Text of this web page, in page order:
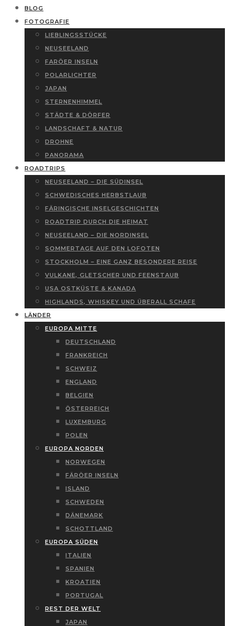
BLOG
FOTOGRAFIE
LIEBLINGSSTÜCKE
NEUSEELAND
FARÖER INSELN
POLARLICHTER
JAPAN
STERNENHIMMEL
STÄDTE & DÖRFER
LANDSCHAFT & NATUR
DROHNE
PANORAMA
ROADTRIPS
NEUSEELAND – DIE SÜDINSEL
SCHWEDISCHES HERBSTLAUB
FÄRINGISCHE INSELGESCHICHTEN
ROADTRIP DURCH DIE HEIMAT
NEUSEELAND – DIE NORDINSEL
SOMMERTAGE AUF DEN LOFOTEN
STOCKHOLM – EINE GANZ BESONDERE REISE
VULKANE, GLETSCHER UND FEENSTAUB
USA OSTKÜSTE & KANADA
HIGHLANDS, WHISKEY UND ÜBERALL SCHAFE
LÄNDER
EUROPA MITTE
DEUTSCHLAND
FRANKREICH
SCHWEIZ
ENGLAND
BELGIEN
ÖSTERREICH
LUXEMBURG
POLEN
EUROPA NORDEN
NORWEGEN
FÄRÖER INSELN
ISLAND
SCHWEDEN
DÄNEMARK
SCHOTTLAND
EUROPA SÜDEN
ITALIEN
SPANIEN
KROATIEN
PORTUGAL
REST DER WELT
JAPAN